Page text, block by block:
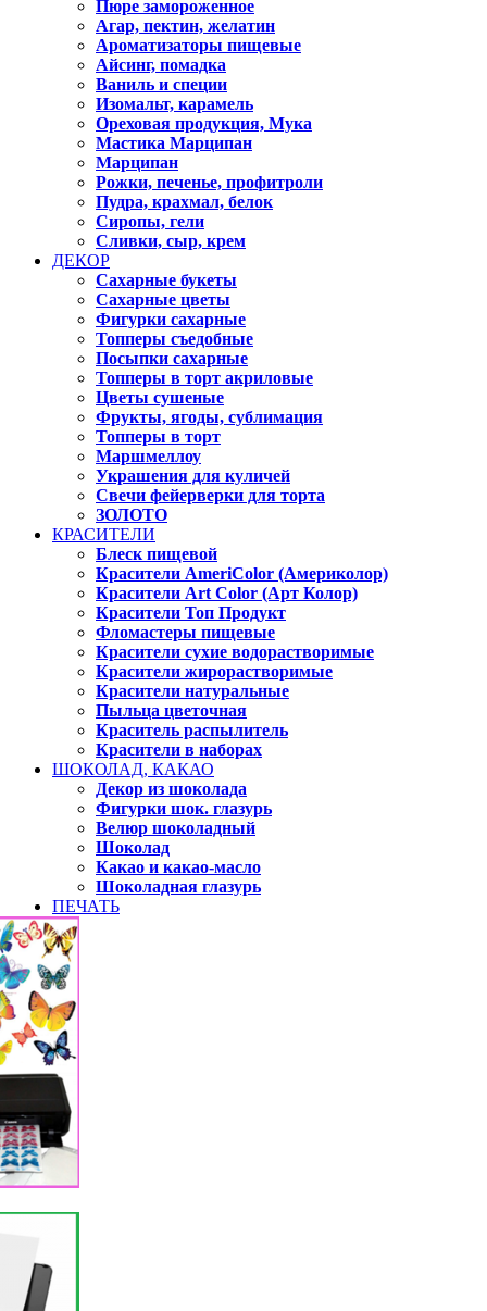
Пюре замороженное
Агар, пектин, желатин
Ароматизаторы пищевые
Айсинг, помадка
Ваниль и специи
Изомальт, карамель
Ореховая продукция, Мука
Мастика Марципан
Марципан
Рожки, печенье, профитроли
Пудра, крахмал, белок
Сиропы, гели
Сливки, сыр, крем
ДЕКОР
Сахарные букеты
Сахарные цветы
Фигурки сахарные
Топперы съедобные
Посыпки сахарные
Топперы в торт акриловые
Цветы сушеные
Фрукты, ягоды, сублимация
Топперы в торт
Маршмеллоу
Украшения для куличей
Свечи фейерверки для торта
ЗОЛОТО
КРАСИТЕЛИ
Блеск пищевой
Красители AmeriColor (Америколор)
Красители Art Color (Арт Колор)
Красители Топ Продукт
Фломастеры пищевые
Красители сухие водорастворимые
Красители жирорастворимые
Красители натуральные
Пыльца цветочная
Краситель распылитель
Красители в наборах
ШОКОЛАД, КАКАО
Декор из шоколада
Фигурки шок. глазурь
Велюр шоколадный
Шоколад
Какао и какао-масло
Шоколадная глазурь
ПЕЧАТЬ